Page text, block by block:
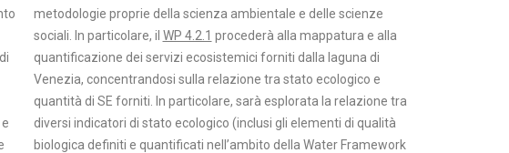
metodologie proprie della scienza ambientale e delle scienze
sociali. In particolare, il WP 4.2.1 procederà alla mappatura e alla
quantificazione dei servizi ecosistemici forniti dalla laguna di
Venezia, concentrandosi sulla relazione tra stato ecologico e
quantità di SE forniti. In particolare, sarà esplorata la relazione tra
diversi indicatori di stato ecologico (inclusi gli elementi di qualità
biologica definiti e quantificati nell’ambito della Water Framework